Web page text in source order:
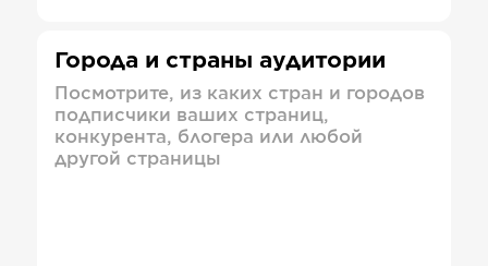
Города и страны аудитории
Посмотрите, из каких стран и городов
подписчики ваших страниц,
конкурента, блогера или любой
другой страницы